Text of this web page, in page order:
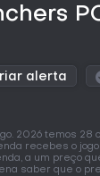
alerta
2026 temos 28
recebes o
a um preço
saber que o